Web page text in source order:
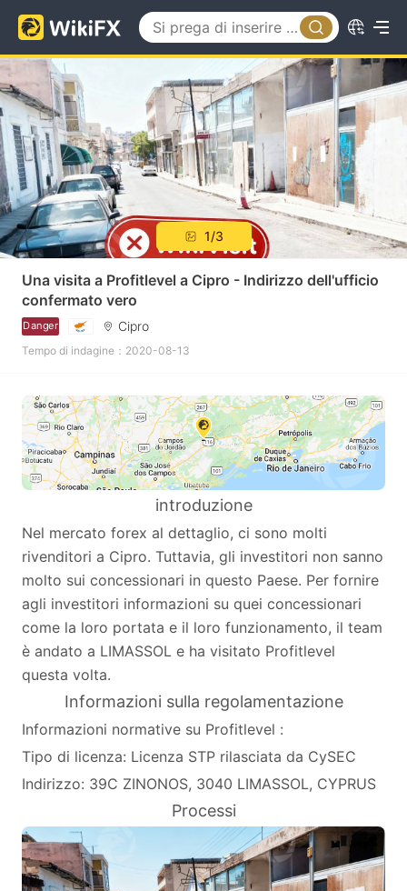
1/3
Una visita a Profitlevel a Cipro - Indirizzo dell'ufficio
confermato vero
Danger Cipro
Tempo di indagine：2020-08-13
introduzione
Nel mercato forex al dettaglio, ci sono molti
rivenditori a Cipro. Tuttavia, gli investitori non sanno
molto sui concessionari in questo Paese. Per fornire
agli investitori informazioni su quei concessionari
come la loro portata e il loro funzionamento, il team
è andato a LIMASSOL e ha visitato Profitlevel
questa volta.
Informazioni sulla regolamentazione
Informazioni normative su Profitlevel :
Tipo di licenza: Licenza STP rilasciata da CySEC
Indirizzo: 39C ZINONOS, 3040 LIMASSOL, CYPRUS
Processi